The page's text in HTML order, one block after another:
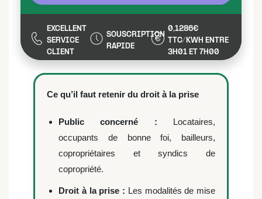
EXCELLENT
SERVICE
CLIENT
SOUSCRIPTION
RAPIDE
0,1286€
TTC/KWH ENTRE
3H01 ET 7H00
Ce qu’il faut retenir du droit à la prise
Public concerné : Locataires,
occupants de bonne foi, bailleurs,
copropriétaires et syndics de
copropriété.
Droit à la prise : Les modalités de mise